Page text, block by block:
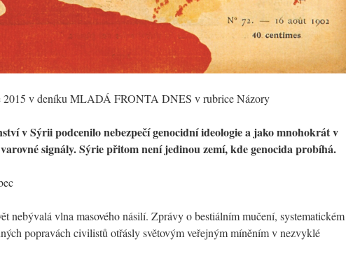
2015 v deníku MLADÁ FRONTA DNES v rubrice Názory
v Sýrii podcenilo nebezpečí genocidní ideologie a jako mnohokrát v
signály. Sýrie přitom není jedinou zemí, kde genocida probíhá.
nebývalá vlna masového násilí. Zprávy o bestiálním mučení, systematickém
popravách civilistů otřásly světovým veřejným míněním v nezvyklé